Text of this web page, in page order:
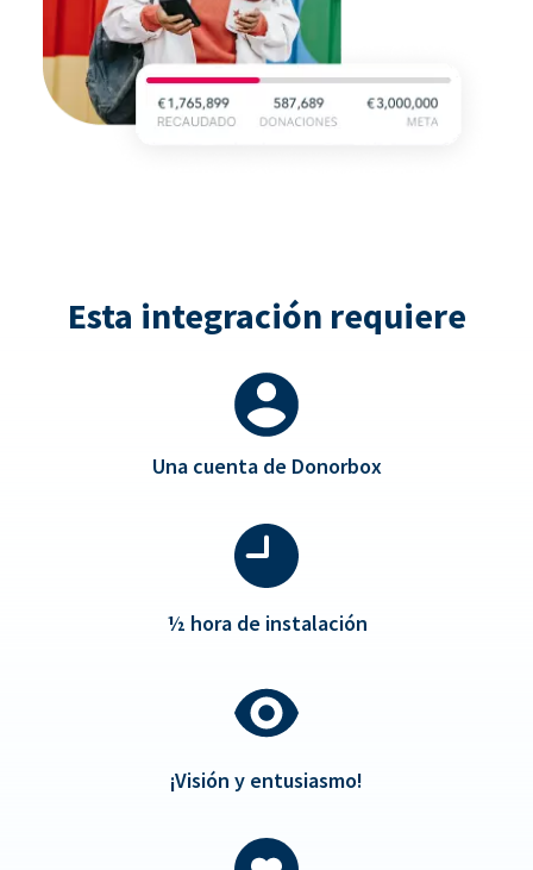
Esta integración requiere
Una cuenta de Donorbox
½ hora de instalación
¡Visión y entusiasmo!